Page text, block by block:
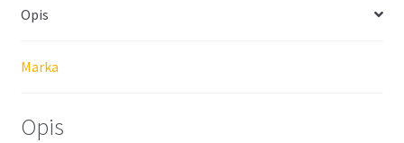
Opis
Marka
Opis